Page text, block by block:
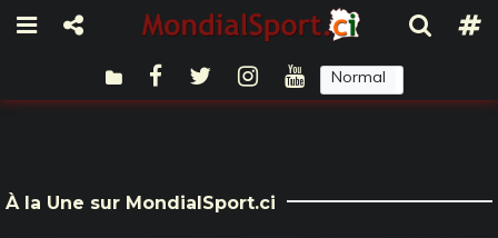
Normal
À la Une sur MondialSport.ci